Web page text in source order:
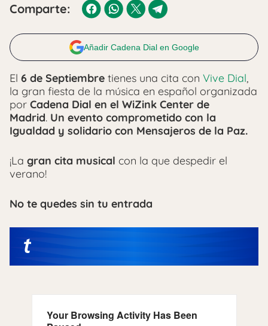
Comparte:
Añadir Cadena Dial en Google
El 6 de Septiembre tienes una cita con Vive Dial,
la gran fiesta de la música en español organizada
por Cadena Dial en el WiZink Center de
Madrid. Un evento comprometido con la
Igualdad y solidario con Mensajeros de la Paz.
¡La gran cita musical con la que despedir el
verano!
No te quedes sin tu entrada